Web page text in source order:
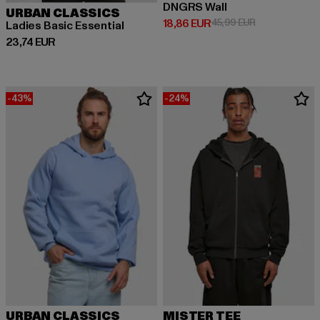
URBAN CLASSICS
Ladies Basic Essential
23,74 EUR
Derzeitiger Preis: 23,74 EUR
DNGRS Wall
18,86 EUR
Derzeitiger Preis: 18,86 EUR
45,99 EURAktionspreis:
-43%
URBAN CLASSICS
-24%
MISTER TEE